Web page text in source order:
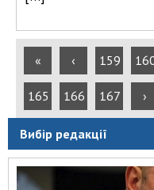
« ‹ 159
165 166 167 ›
Вибір редакції